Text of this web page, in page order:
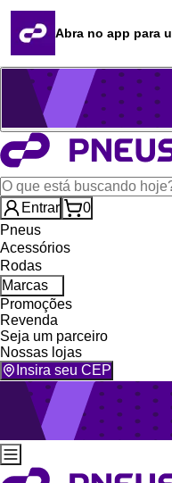
Quero revender
Blog
Whatsapp (16) 99764-8401
Televendas (47) 3046-2551
Entrar
0
Pneus
Acessórios
Rodas
Marcas
Promoções
Revenda
Seja um parceiro
Nossas lojas
Insira seu CEP
Abra no app para